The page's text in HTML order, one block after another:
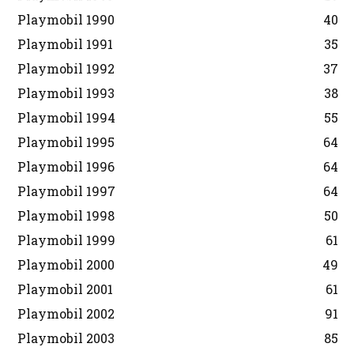
Playmobil 1990
40
Playmobil 1991
35
Playmobil 1992
37
Playmobil 1993
38
Playmobil 1994
55
Playmobil 1995
64
Playmobil 1996
64
Playmobil 1997
64
Playmobil 1998
50
Playmobil 1999
61
Playmobil 2000
49
Playmobil 2001
61
Playmobil 2002
91
Playmobil 2003
85